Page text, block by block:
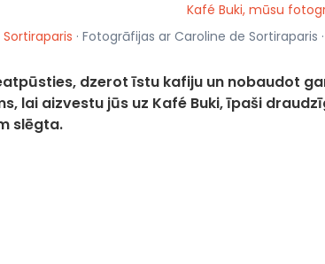
Kafé Buki, mūsu
· Fotogrāfijas ar Caroline de
dzerot īstu kafiju un nobaudot
lai aizvestu jūs uz Kafé Buki, īpaši
slēgta.